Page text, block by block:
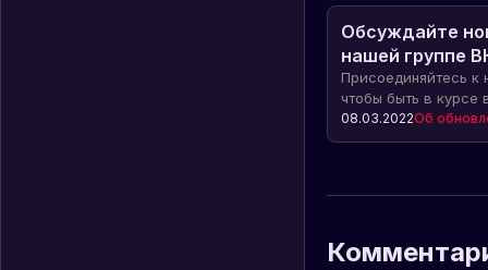
Обсуждайте
нашей группе
Присоединяйтесь к
чтобы быть в курсе
Rust и обсуждать
08.03.2022Об